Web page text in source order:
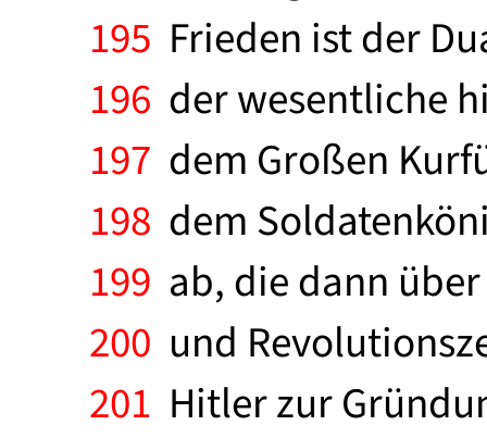
195 Frieden ist der
196 der wesentliche
197 dem Großen
198 dem
199 ab, die dann
200 und
201 Hitler zur